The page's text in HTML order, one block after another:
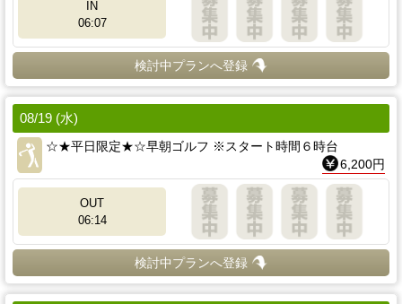
IN
06:07
検討中プランへ登録
08/19 (水)
☆★平日限定★☆早朝ゴルフ ※スタート時間６時台
6,200円
OUT
06:14
検討中プランへ登録